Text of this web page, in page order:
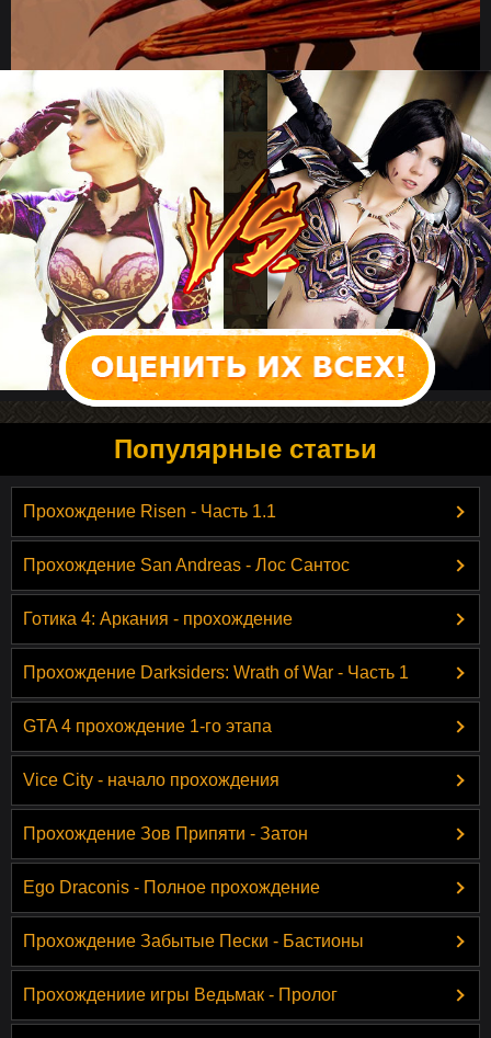
Популярные статьи
Прохождение Risen - Часть 1.1
Прохождение San Andreas - Лос Сантос
Готика 4: Аркания - прохождение
Прохождение Darksiders: Wrath of War - Часть 1
GTA 4 прохождение 1-го этапа
Vice City - начало прохождения
Прохождение Зов Припяти - Затон
Ego Draconis - Полное прохождение
Прохождение Забытые Пески - Бастионы
Прохождениие игры Ведьмак - Пролог